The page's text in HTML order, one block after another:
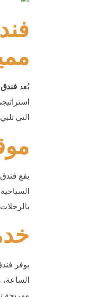
يُعد فندق
التي
يقع
يوفر
ومريحة